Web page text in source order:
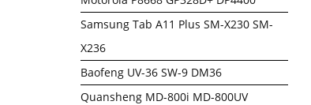
Samsung Tab A11 Plus SM-X230 SM-
X236
Baofeng UV-36 SW-9 DM36
Quansheng MD-800i MD-800UV